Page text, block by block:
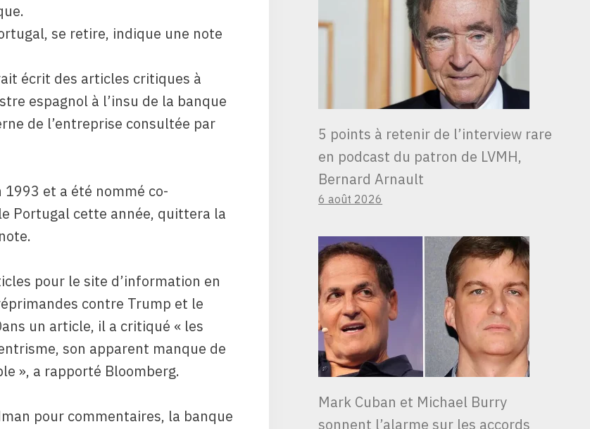
se retire, indique une note
écrit des articles critiques à
espagnol à l’insu de la banque
de l’entreprise consultée par
et ​​a été nommé co-
Portugal cette année, quittera la
pour le site d’information en
contre Trump et le
un article, il a critiqué « les
son apparent manque de
», a rapporté Bloomberg.
pour commentaires, la banque
5 points à retenir de l’interview rare
en podcast du patron de LVMH,
Bernard Arnault
6 août 2026
Mark Cuban et Michael Burry
sonnent l’alarme sur les accords